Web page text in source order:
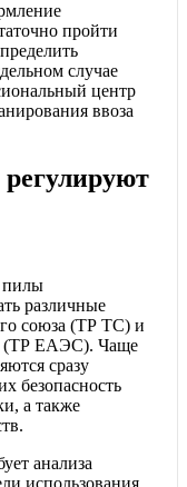
пройти
случае
центр
ввоза
пилы
различные
союза (ТР ТС) и
(ТР ЕАЭС). Чаще
сразу
безопасность
а также
анализа